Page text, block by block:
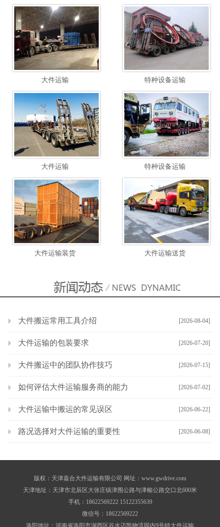
大件运输 特种设备运输
大件运输 特种设备运输
大件运输装货 大件运输送货
[2026-08-04]
大件搬运常用工具介绍
[2026-07-20]
大件运输的包装要求
[2026-07-15]
大件搬运中的团队协作技巧
[2026-07-02]
如何评估大件运输服务商的能力
[2026-06-22]
大件运输中搬运的常见误区
[2026-06-08]
路况选择对大件运输的重要性
版权：天津嘉合大件运输有限公司 网址：www.gwdrive.com
天津地址：天津市北辰区大张庄镇津围公路与津榆公路交口北600米
手机：18622569222 15122355639
微信号：18622569222
洛阳地址：河南省洛阳市涧西区谷水迈凯物流园内9号特大件运输